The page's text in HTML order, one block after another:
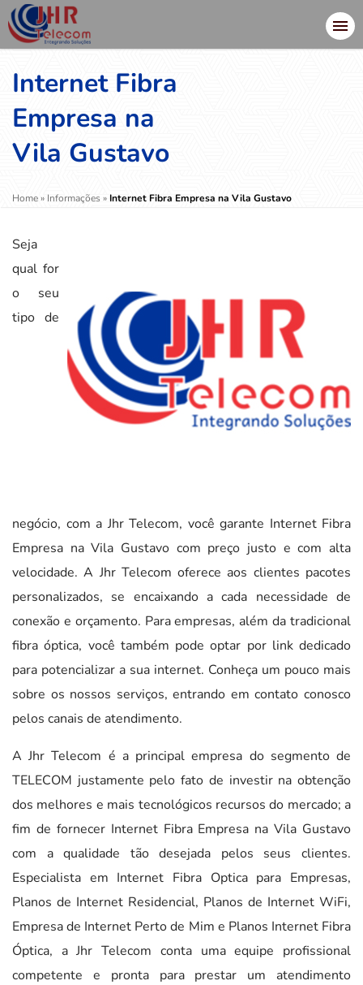
Internet Fibra
Empresa na
Vila Gustavo
Home» Informações » Internet Fibra Empresa na Vila Gustavo
Seja
qual for
o seu
tipo de
negócio, com a Jhr Telecom, você garante Internet Fibra
Empresa na Vila Gustavo com preço justo e com alta
velocidade. A Jhr Telecom oferece aos clientes pacotes
personalizados, se encaixando a cada necessidade de
conexão e orçamento. Para empresas, além da tradicional
fibra óptica, você também pode optar por link dedicado
para potencializar a sua internet. Conheça um pouco mais
sobre os nossos serviços, entrando em contato conosco
pelos canais de atendimento.
A Jhr Telecom é a principal empresa do segmento de
TELECOM justamente pelo fato de investir na obtenção
dos melhores e mais tecnológicos recursos do mercado; a
fim de fornecer Internet Fibra Empresa na Vila Gustavo
com a qualidade tão desejada pelos seus clientes.
Especialista em Internet Fibra Optica para Empresas,
Planos de Internet Residencial, Planos de Internet WiFi,
Empresa de Internet Perto de Mim e Planos Internet Fibra
Óptica, a Jhr Telecom conta uma equipe profissional
competente e pronta para prestar um atendimento